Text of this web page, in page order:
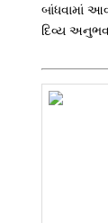
બાંધવામાં
દિવ્ય